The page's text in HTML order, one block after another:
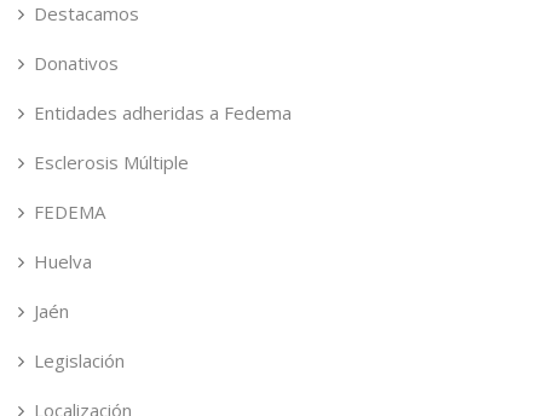
Destacamos
Donativos
Entidades adheridas a Fedema
Esclerosis Múltiple
FEDEMA
Huelva
Jaén
Legislación
Localización